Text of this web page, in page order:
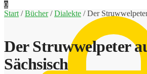
0
Start /Bücher/Dialekte /Der
Der Struwwelpeter
Sächsisch